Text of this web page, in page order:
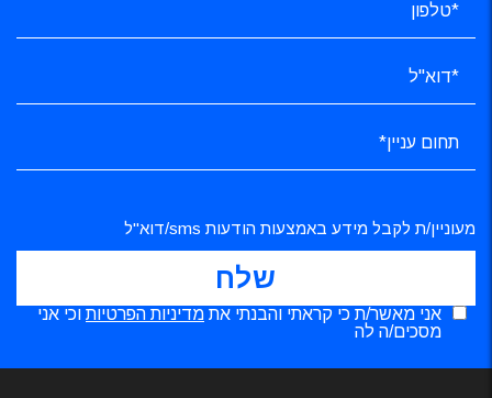
מעוניין/ת לקבל מידע באמצעות הודעות sms/דוא"ל
אני מאשר/ת כי קראתי והבנתי את מדיניות הפרטיות וכי אני
מסכים/ה לה